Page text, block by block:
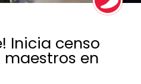
Inicia censo
en